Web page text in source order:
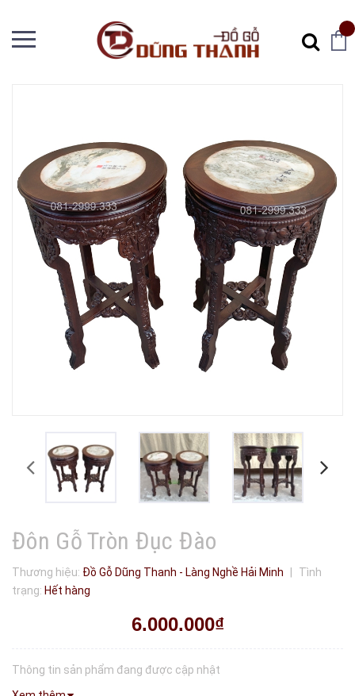
Đôn Gỗ Tròn Đục Đào
Thương hiệu: Đồ Gỗ Dũng Thanh - Làng Nghề Hải Minh
Tình
trạng: Hết hàng
6.000.000₫
Thông tin sản phẩm đang được cập nhật